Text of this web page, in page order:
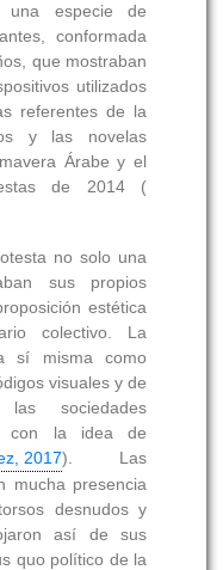
una especie de
conformada
que mostraban
utilizados
referentes de la
y las novelas
Árabe y el
de 2014 (
no solo una
sus propios
estética
colectivo. La
sí misma como
visuales y de
sociedades
con la idea de
2017). Las
mucha presencia
desnudos y
así de sus
quo político de la